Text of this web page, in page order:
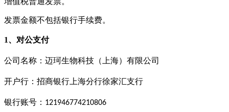
发票金额不包括银行手续费。
1、对公支付
公司名称：迈珂生物科技（上海）有限公司
开户行：招商银行上海分行徐家汇支行
银行账号： 121946774210806